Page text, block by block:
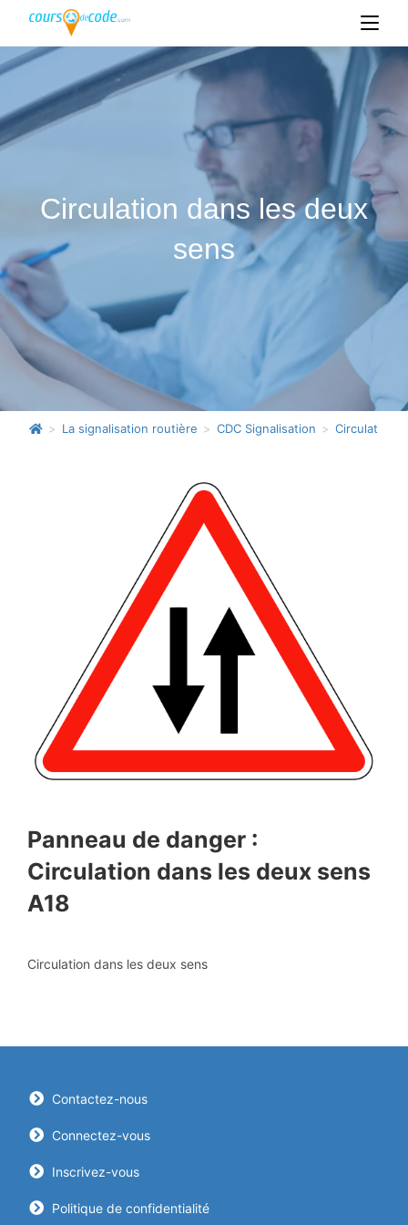
Circulation dans les deux
sens
> La signalisation routière > CDC Signalisation > Circulation
Panneau de danger :
Circulation dans les deux sens
A18
Circulation dans les deux sens
Contactez-nous
Connectez-vous
Inscrivez-vous
Politique de confidentialité